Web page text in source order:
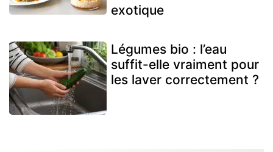
exotique
Légumes bio : l’eau
suffit-elle vraiment pour
les laver correctement ?